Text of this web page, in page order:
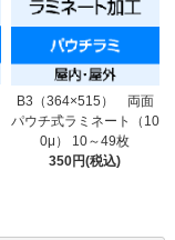
B3（364×515） 両面
パウチ式ラミネート（10
0μ） 10～49枚
350円(税込)